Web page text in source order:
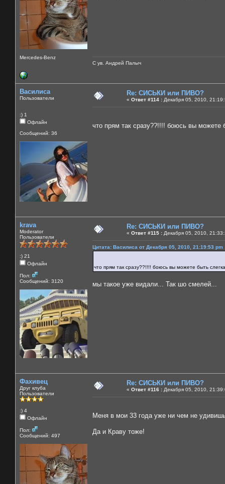
Mercedes-Benz
С ув. Андрей Палыч
Василиса
Пользователи
:) 1
Офлайн
Сообщений: 36
Re: СИСЬКИ или ПИВО?
« Ответ #114 : Декабря 05, 2010,
что прям так сразу??!!!! боюсь вы можете
krava
Moderator
Пользователи
:) 21
Офлайн
Пол:
Сообщений: 3120
Re: СИСЬКИ или ПИВО?
« Ответ #115 : Декабря 05, 2010,
Цитата: Василиса от Декабря 05, 2010, 21:19:53 pm
что прям так сразу??!!!! боюсь вы можете быть
мы такое уже видали... Так шо смелей...
Фахивец
Друг клуба
Пользователи
:) 4
Офлайн
Пол:
Сообщений: 497
Re: СИСЬКИ или ПИВО?
« Ответ #116 : Декабря 05, 2010,
Меня в мои 33 года уже ни чем не
Да и Краву тоже!